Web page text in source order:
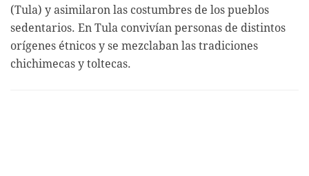
(Tula) y asimilaron las costumbres de los pueblos
sedentarios. En Tula convivían personas de distintos
orígenes étnicos y se mezclaban las tradiciones
chichimecas y toltecas.